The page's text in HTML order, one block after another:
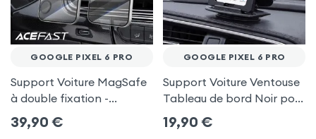
GOOGLE PIXEL 6 PRO
Support Voiture MagSafe
à double fixation -
Acefast pour Google Pixel
6 Pro
39,90 €
GOOGLE PIXEL 6 PRO
Support Voiture Ventouse
Tableau de bord Noir pour
Google Pixel 6 Pro
19,90 €